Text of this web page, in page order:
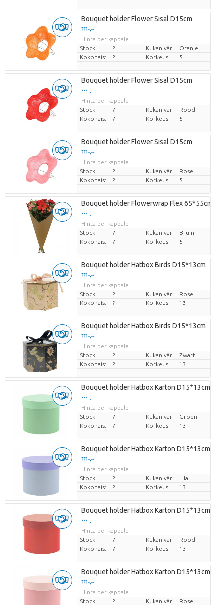
Bouquet holder Flower Sisal D15cm
??? -,--
Hinta per kappale
Stock
? Kukan väri
Oranje
Kokonais:
? Korkeus 5
Bouquet holder Flower Sisal D15cm
??? -,--
Hinta per kappale
Stock
? Kukan väri
Rood
Kokonais:
? Korkeus 5
Bouquet holder Flower Sisal D15cm
??? -,--
Hinta per kappale
Stock
? Kukan väri
Rose
Kokonais:
? Korkeus 5
Bouquet holder Flowerwrap Flex 65*55cm
??? -,--
Hinta per kappale
Stock
? Kukan väri
Bruin
Kokonais:
? Korkeus 5
Bouquet holder Hatbox Birds D15*13cm
??? -,--
Hinta per kappale
Stock
? Kukan väri
Rose
Kokonais:
? Korkeus 13
Bouquet holder Hatbox Birds D15*13cm
??? -,--
Hinta per kappale
Stock
? Kukan väri
Zwart
Kokonais:
? Korkeus 13
Bouquet holder Hatbox Karton D15*13cm
??? -,--
Hinta per kappale
Stock
? Kukan väri
Groen
Kokonais:
? Korkeus 13
Bouquet holder Hatbox Karton D15*13cm
??? -,--
Hinta per kappale
Stock
? Kukan väri
Lila
Kokonais:
? Korkeus 13
Bouquet holder Hatbox Karton D15*13cm
??? -,--
Hinta per kappale
Stock
? Kukan väri
Rood
Kokonais:
? Korkeus 13
Bouquet holder Hatbox Karton D15*13cm
??? -,--
Hinta per kappale
Stock
? Kukan väri
Rose